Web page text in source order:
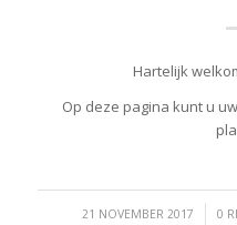
Hartelijk
Op deze pagina kunt u
21 NOVEMBER 2017
/ 0
/